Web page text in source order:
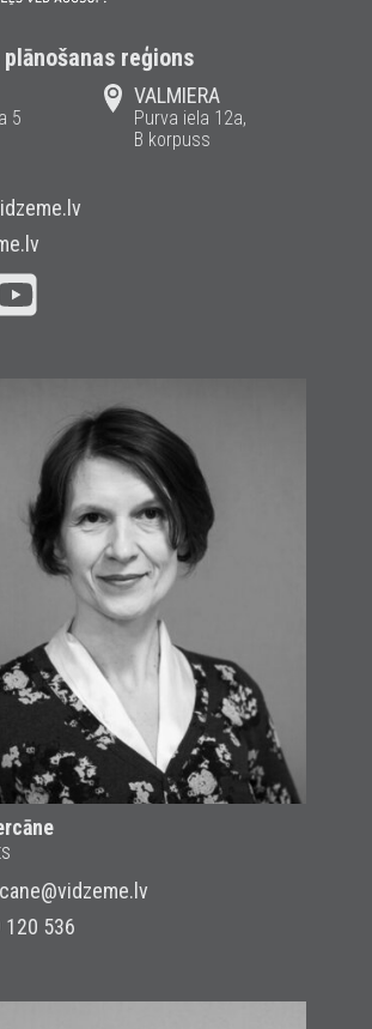
reģions
5
VALMIERA
Purva iela 12a,
B korpuss
120 536